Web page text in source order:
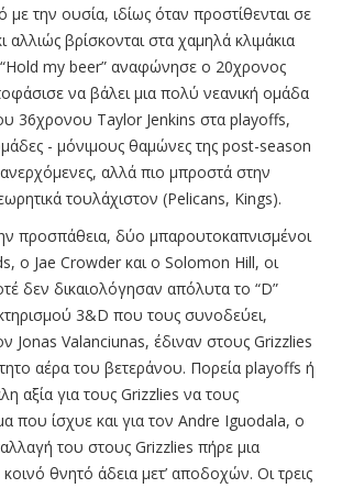
την ουσία, ιδίως όταν προστίθενται σε
αλλιώς βρίσκονται στα χαμηλά κλιμάκια
my beer” αναφώνησε ο 20χρονος
να βάλει μια πολύ νεανική ομάδα
36χρονου Taylor Jenkins στα playoffs,
- μόνιμους θαμώνες της post-season
αλλά πιο μπροστά στην
τουλάχιστον (Pelicans, Kings).
προσπάθεια, δύο μπαρουτοκαπνισμένοι
ο Jae Crowder και ο Solomon Hill, οι
δεν δικαιολόγησαν απόλυτα το “D”
3&D που τους συνοδεύει,
Jonas Valanciunas, έδιναν στους Grizzlies
αέρα του βετεράνου. Πορεία playoffs ή
αξία για τους Grizzlies να τους
που ίσχυε και για τον Andre Iguodala, ο
του στους Grizzlies πήρε μια
θνητό άδεια μετ’ αποδοχών. Οι τρεις